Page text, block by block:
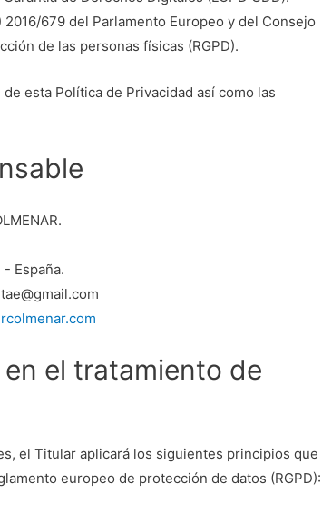
679 del Parlamento Europeo y del Consejo
de las personas físicas (RGPD).
esta Política de Privacidad así como las
España.
el tratamiento de
el Titular aplicará los siguientes principios que
europeo de protección de datos (RGPD):